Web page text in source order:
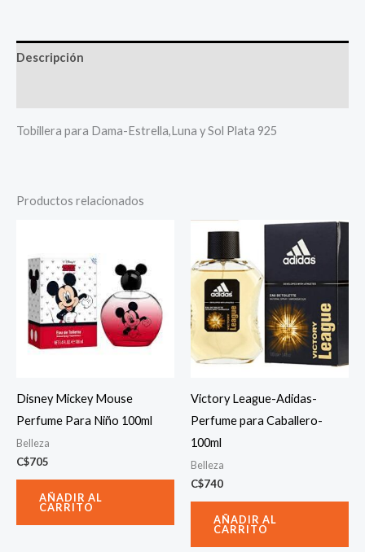
Descripción
Tobillera para Dama-Estrella,Luna y Sol Plata 925
Productos relacionados
Disney Mickey Mouse
Perfume Para Niño 100ml
Belleza
C$705
AÑADIR AL
CARRITO
Victory League-Adidas-
Perfume para Caballero-
100ml
Belleza
C$740
AÑADIR AL
CARRITO